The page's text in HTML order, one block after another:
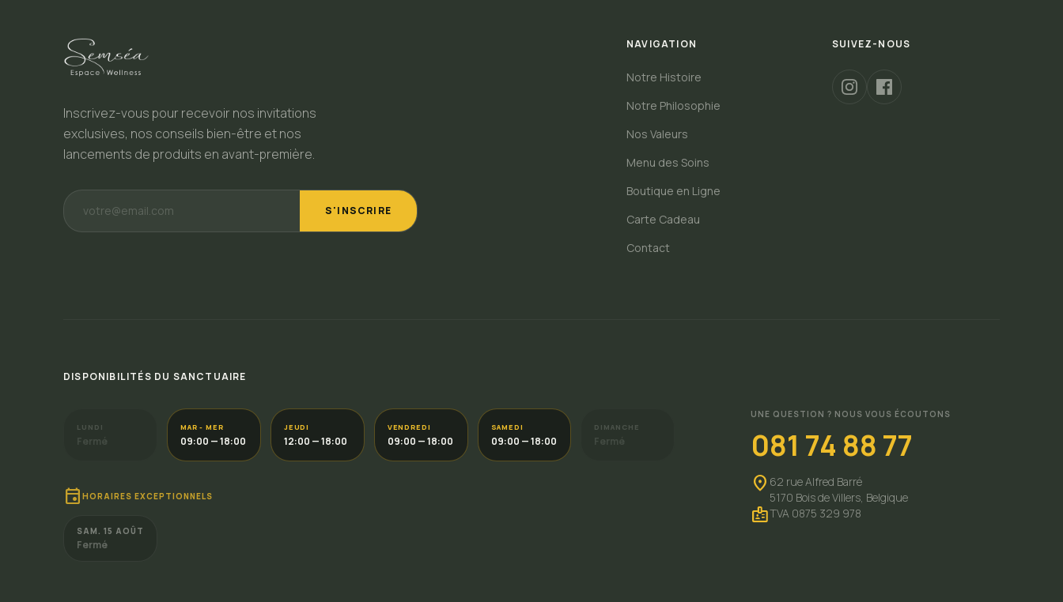
Inscrivez-vous pour recevoir nos invitations
exclusives, nos conseils bien-être et nos
lancements de produits en avant-première.
S'INSCRIRE
NAVIGATION
Notre Histoire
Notre Philosophie
Nos Valeurs
Menu des Soins
Boutique en Ligne
Carte Cadeau
Contact
SUIVEZ-NOUS
DISPONIBILITÉS DU SANCTUAIRE
LUNDI
Fermé
MAR - MER
09:00 — 18:00
JEUDI
12:00 — 18:00
VENDREDI
09:00 — 18:00
SAMEDI
09:00 — 18:00
DIMANCHE
Fermé
event HORAIRES EXCEPTIONNELS
SAM. 15 AOÛT
Fermé
UNE QUESTION ? NOUS VOUS ÉCOUTONS
081 74 88 77
location_on 62 rue Alfred Barré
5170 Bois de Villers, Belgique
badgeTVA 0875 329 978
CHÈQUE CADEAU